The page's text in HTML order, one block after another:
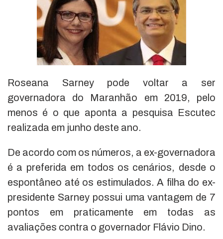
Roseana Sarney pode voltar a ser
governadora do Maranhão em 2019, pelo
menos é o que aponta a pesquisa Escutec
realizada em junho deste ano.
De acordo com os números, a ex-governadora
é a preferida em todos os cenários, desde o
espontâneo até os estimulados. A filha do ex-
presidente Sarney possui uma vantagem de 7
pontos em praticamente em todas as
avaliações contra o governador Flávio Dino.